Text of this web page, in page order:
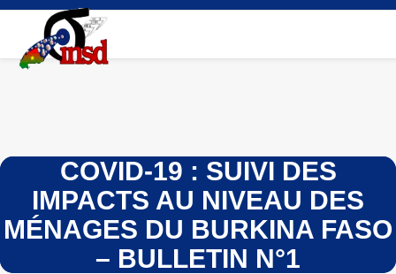
Aller
contenu
principal
COVID-19 : SUIVI DES
IMPACTS AU NIVEAU DES
MÉNAGES DU BURKINA FASO
– BULLETIN N°1